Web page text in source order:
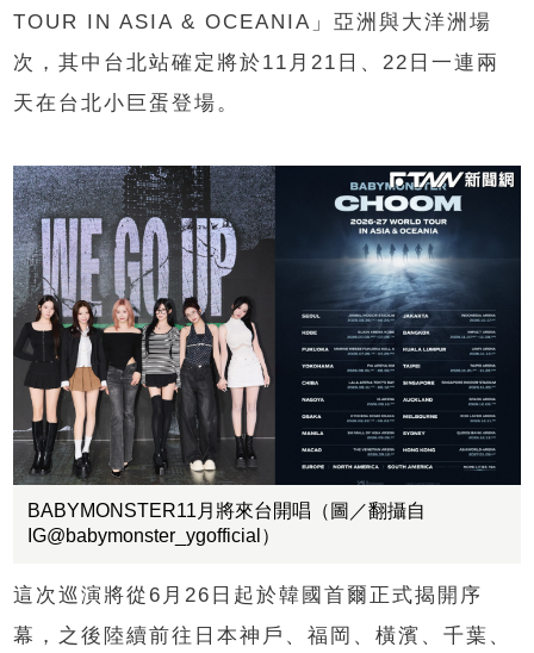
TOUR IN ASIA & OCEANIA」亞洲與大洋洲場
次，其中台北站確定將於11月21日、22日一連兩
天在台北小巨蛋登場。
BABYMONSTER11月將來台開唱（圖／翻攝自
IG@babymonster_ygofficial）
這次巡演將從6月26日起於韓國首爾正式揭開序
幕，之後陸續前往日本神戶、福岡、橫濱、千葉、